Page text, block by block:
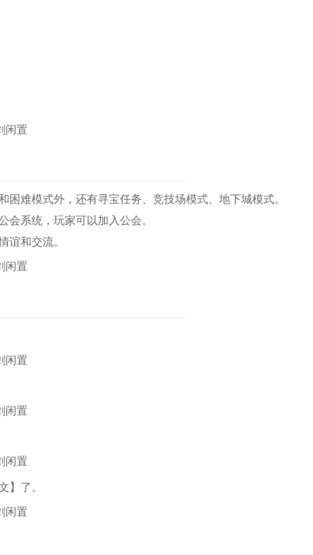
难模式外，还有寻宝任务、竞技场模式、地下城模式。
系统，玩家可以加入公会。
和交流。
了。